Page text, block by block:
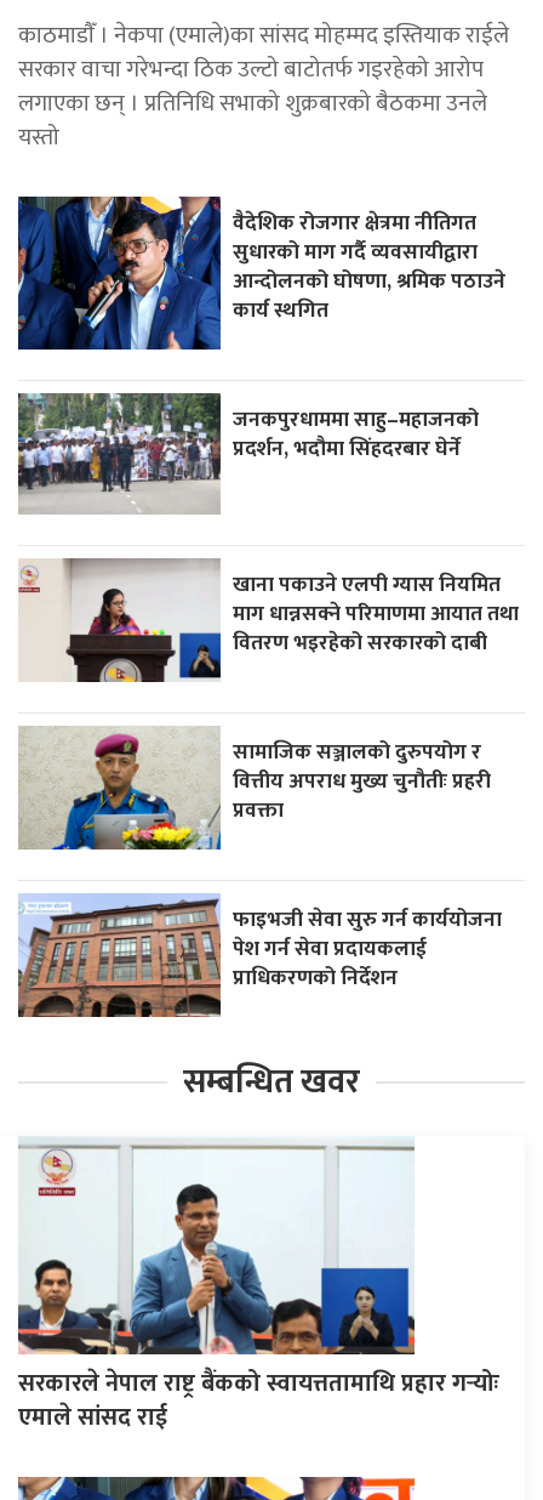
काठमाडाैँ । नेकपा (एमाले)का सांसद मोहम्मद इस्तियाक राईले
सरकार वाचा गरेभन्दा ठिक उल्टो बाटोतर्फ गइरहेको आरोप
लगाएका छन् । प्रतिनिधि सभाको शुक्रबारको बैठकमा उनले
यस्तो
वैदेशिक रोजगार क्षेत्रमा नीतिगत
सुधारको माग गर्दै व्यवसायीद्वारा
आन्दोलनको घोषणा, श्रमिक पठाउने
कार्य स्थगित
जनकपुरधाममा साहु–महाजनको
प्रदर्शन, भदौमा सिंहदरबार घेर्ने
खाना पकाउने एलपी ग्यास नियमित
माग धान्नसक्ने परिमाणमा आयात तथा
वितरण भइरहेको सरकारको दाबी
सामाजिक सञ्जालको दुरुपयोग र
वित्तीय अपराध मुख्य चुनौतीः प्रहरी
प्रवक्ता
फाइभजी सेवा सुरु गर्न कार्ययोजना
पेश गर्न सेवा प्रदायकलाई
प्राधिकरणको निर्देशन
सम्बन्धित खवर
सरकारले नेपाल राष्ट्र बैंकको स्वायत्ततामाथि प्रहार गर्‍योः
एमाले सांसद राई